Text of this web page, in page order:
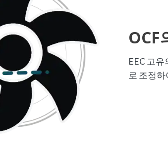
OCF
EEC 고
로 조정